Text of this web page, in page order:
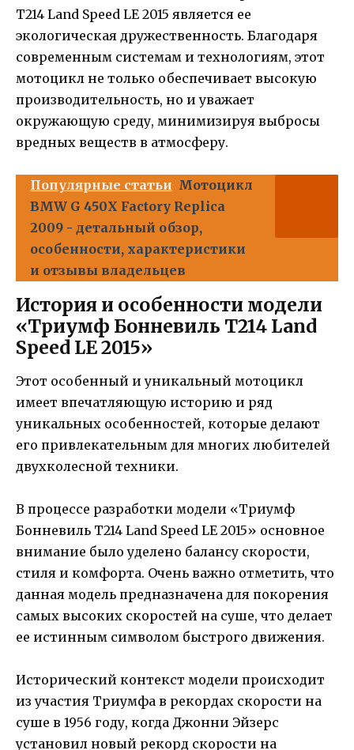
T214 Land Speed LE 2015 является ее
экологическая дружественность. Благодаря
современным системам и технологиям, этот
мотоцикл не только обеспечивает высокую
производительность, но и уважает
окружающую среду, минимизируя выбросы
вредных веществ в атмосферу.
Популярные статьи Мотоцикл
BMW G 450X Factory Replica
2009 - детальный обзор,
особенности, характеристики
и отзывы владельцев
История и особенности модели
«Триумф Бонневиль T214 Land
Speed LE 2015»
Этот особенный и уникальный мотоцикл
имеет впечатляющую историю и ряд
уникальных особенностей, которые делают
его привлекательным для многих любителей
двухколесной техники.
В процессе разработки модели «Триумф
Бонневиль T214 Land Speed LE 2015» основное
внимание было уделено балансу скорости,
стиля и комфорта. Очень важно отметить, что
данная модель предназначена для покорения
самых высоких скоростей на суше, что делает
ее истинным символом быстрого движения.
Исторический контекст модели происходит
из участия Триумфа в рекордах скорости на
суше в 1956 году, когда Джонни Эйзерс
установил новый рекорд скорости на